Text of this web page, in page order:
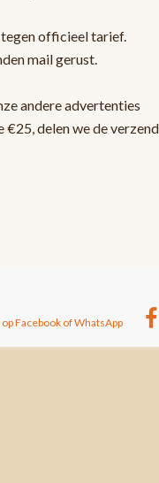
officieel tarief.
mail gerust.
andere advertenties
€25, delen we de
Facebook of WhatsApp